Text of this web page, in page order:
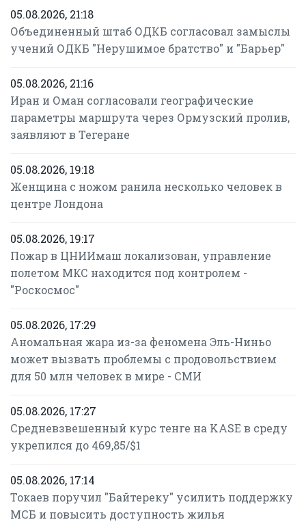
05.08.2026, 21:18
Объединенный штаб ОДКБ согласовал замыслы
учений ОДКБ "Нерушимое братство" и "Барьер"
05.08.2026, 21:16
Иран и Оман согласовали географические
параметры маршрута через Ормузский пролив,
заявляют в Тегеране
05.08.2026, 19:18
Женщина с ножом ранила несколько человек в
центре Лондона
05.08.2026, 19:17
Пожар в ЦНИИмаш локализован, управление
полетом МКС находится под контролем -
"Роскосмос"
05.08.2026, 17:29
Аномальная жара из-за феномена Эль-Ниньо
может вызвать проблемы с продовольствием
для 50 млн человек в мире - СМИ
05.08.2026, 17:27
Средневзвешенный курс тенге на KASE в среду
укрепился до 469,85/$1
05.08.2026, 17:14
Токаев поручил "Байтереку" усилить поддержку
МСБ и повысить доступность жилья